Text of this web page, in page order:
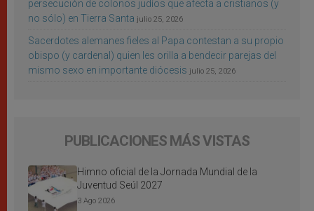
persecución de colonos judíos que afecta a cristianos (y
no sólo) en Tierra Santa julio 25, 2026
Sacerdotes alemanes fieles al Papa contestan a su propio
obispo (y cardenal) quien les orilla a bendecir parejas del
mismo sexo en importante diócesis julio 25, 2026
PUBLICACIONES MÁS VISTAS
Himno oficial de la Jornada Mundial de la
Juventud Seúl 2027
3 Ago 2026